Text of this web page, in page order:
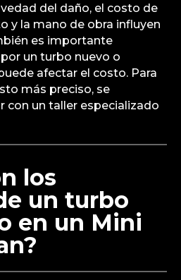
del daño, el costo de
y la mano de obra influyen
es importante
un turbo nuevo o
afectar el costo. Para
más preciso, se
con un taller especializado
los
un turbo
en un Mini